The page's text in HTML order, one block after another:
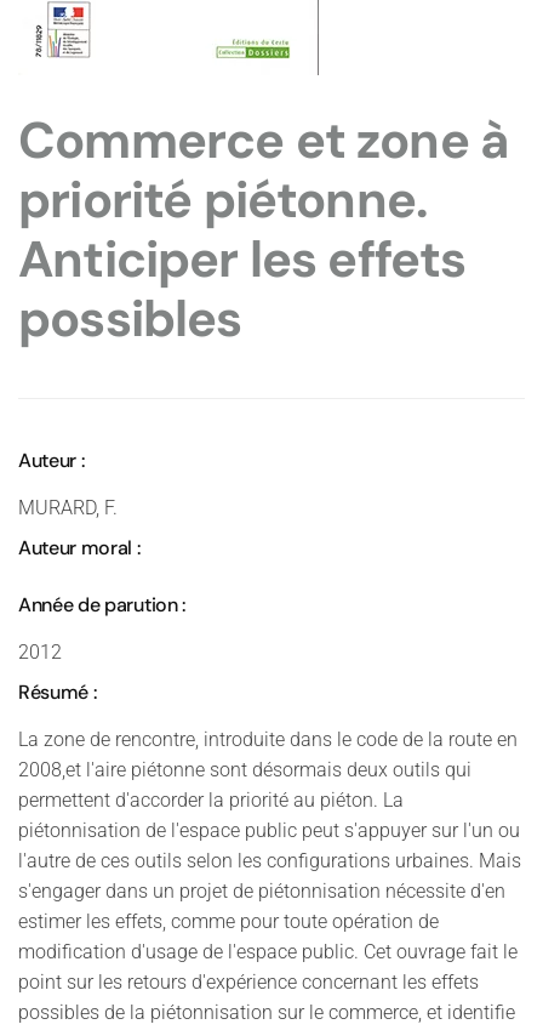
Commerce et zone à
priorité piétonne.
Anticiper les effets
possibles
Auteur :
MURARD, F.
Auteur moral :
Année de parution :
2012
Résumé :
La zone de rencontre, introduite dans le code de la route en
2008,et l'aire piétonne sont désormais deux outils qui
permettent d'accorder la priorité au piéton. La
piétonnisation de l'espace public peut s'appuyer sur l'un ou
l'autre de ces outils selon les configurations urbaines. Mais
s'engager dans un projet de piétonnisation nécessite d'en
estimer les effets, comme pour toute opération de
modification d'usage de l'espace public. Cet ouvrage fait le
point sur les retours d'expérience concernant les effets
possibles de la piétonnisation sur le commerce, et identifie